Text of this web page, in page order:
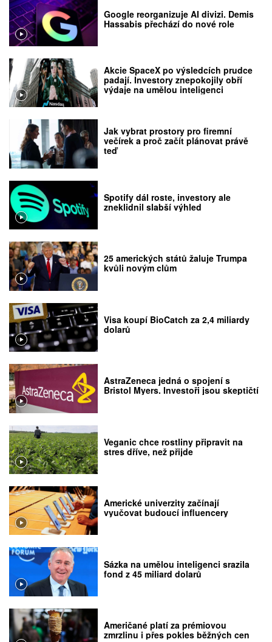
Google reorganizuje AI divizi. Demis
Hassabis přechází do nové role
Akcie SpaceX po výsledcích prudce
padají. Investory znepokojily obří
výdaje na umělou inteligenci
Jak vybrat prostory pro firemní
večírek a proč začít plánovat právě
teď
Spotify dál roste, investory ale
zneklidnil slabší výhled
25 amerických států žaluje Trumpa
kvůli novým clům
Visa koupí BioCatch za 2,4 miliardy
dolarů
AstraZeneca jedná o spojení s
Bristol Myers. Investoři jsou skeptičtí
Veganic chce rostliny připravit na
stres dříve, než přijde
Americké univerzity začínají
vyučovat budoucí influencery
Sázka na umělou inteligenci srazila
fond z 45 miliard dolarů
Američané platí za prémiovou
zmrzlinu i přes pokles běžných cen